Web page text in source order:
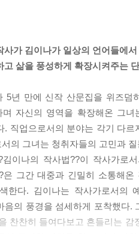
로 가는 할아버지의 뒷모습을
운 누군가와 달리 본인 스스로
을 소중하게 여기는 마음이 없
로 본다면 작가는 나고 주인공도
. 걱정에 빠진 내 인생의 주인공
하고, 순리에 모든 걸 맡기는 것.
. 이렇게 잘 살아 있다. 걱정에
를 써내려가는 거다. 주인공이 방
사가 김이나가 일상의 언어들에
고 삶을 풍성하게 확장시켜주는
5년 만에 신작 산문집을 위즈
며 자신의 영역을 확장해온 그
. 직업으로서의 분야는 각기 다
의 그녀는 청취자들의 고민과
이나의 작사법??이 작사가로
은 그간 대중과 긴밀히 소통해
한다. 김이나는 작사가로서의
음의 풍경을 섬세하게 포착했다
찬찬히 들여다보고 흔들리는